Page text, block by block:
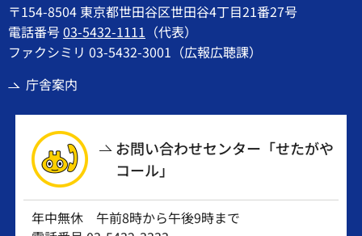
〒154-8504 東京都世田谷区世田谷4丁目21番27号
電話番号03-5432-1111 （代表）
ファクシミリ 03-5432-3001（広報広聴課）
庁舎案内
お問い合わせセンター「せたがや
コール」
年中無休 午前8時から午後9時まで